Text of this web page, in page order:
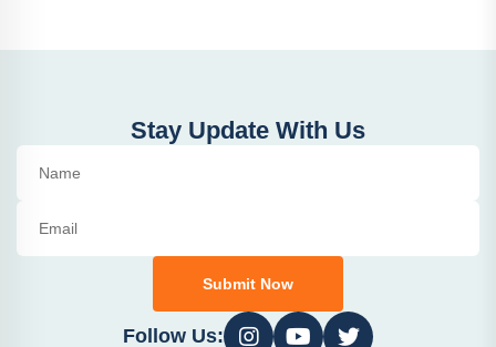
Stay Update With Us
Submit Now
Follow Us: